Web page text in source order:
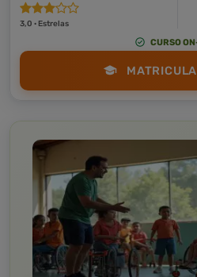
3,0 · Estrelas
CURSO